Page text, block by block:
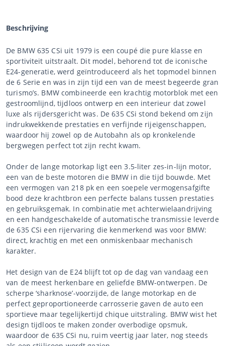
Beschrijving
De BMW 635 CSi uit 1979 is een coupé die pure klasse en
sportiviteit uitstraalt. Dit model, behorend tot de iconische
E24-generatie, werd geïntroduceerd als het topmodel binnen
de 6 Serie en was in zijn tijd een van de meest begeerde gran
turismo’s. BMW combineerde een krachtig motorblok met een
gestroomlijnd, tijdloos ontwerp en een interieur dat zowel
luxe als rijdersgericht was. De 635 CSi stond bekend om zijn
indrukwekkende prestaties en verfijnde rijeigenschappen,
waardoor hij zowel op de Autobahn als op kronkelende
bergwegen perfect tot zijn recht kwam.
Onder de lange motorkap ligt een 3.5-liter zes-in-lijn motor,
een van de beste motoren die BMW in die tijd bouwde. Met
een vermogen van 218 pk en een soepele vermogensafgifte
bood deze krachtbron een perfecte balans tussen prestaties
en gebruiksgemak. In combinatie met achterwielaandrijving
en een handgeschakelde of automatische transmissie leverde
de 635 CSi een rijervaring die kenmerkend was voor BMW:
direct, krachtig en met een onmiskenbaar mechanisch
karakter.
Het design van de E24 blijft tot op de dag van vandaag een
van de meest herkenbare en geliefde BMW-ontwerpen. De
scherpe ‘sharknose’-voorzijde, de lange motorkap en de
perfect geproportioneerde carrosserie gaven de auto een
sportieve maar tegelijkertijd chique uitstraling. BMW wist het
design tijdloos te maken zonder overbodige opsmuk,
waardoor de 635 CSi nu, ruim veertig jaar later, nog steeds